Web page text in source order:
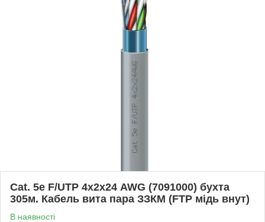
Cat. 5e F/UTP 4х2х24 AWG (7091000) бухта
305м. Кабель вита пара ЗЗКМ (FTP мідь внут)
В наявності